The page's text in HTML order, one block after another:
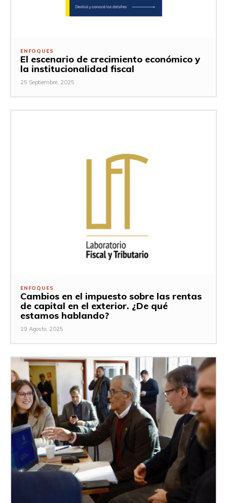
ENFOQUES
El escenario de crecimiento económico y
la institucionalidad fiscal
25 Septiembre, 2025
ENFOQUES
Cambios en el impuesto sobre las rentas
de capital en el exterior. ¿De qué
estamos hablando?
19 Agosto, 2025